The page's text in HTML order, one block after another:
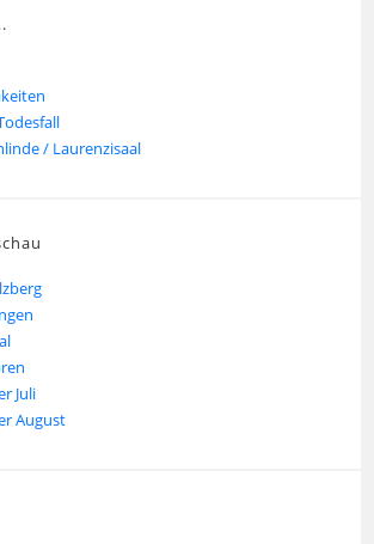
/ Laurenzisaal
Juli
August